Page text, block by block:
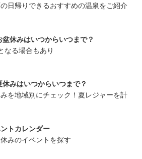
日帰りできるおすすめの温泉をご紹介
休みはいつからいつまで？
なる場合もあり
みはいつからいつまで？
を地域別にチェック！夏レジャーを計
トカレンダー
みのイベントを探す